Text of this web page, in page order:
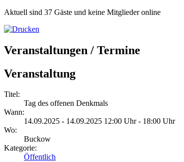
Aktuell sind 37 Gäste und keine Mitglieder online
Veranstaltungen / Termine
Veranstaltung
Titel:
Tag des offenen Denkmals
Wann:
14.09.2025 - 14.09.2025 12:00 Uhr - 18:00 Uhr
Wo:
Buckow
Kategorie:
Öffentlich